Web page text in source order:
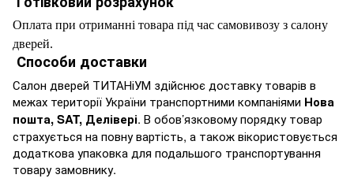
Оплата при отриманні товара під час самовивозу з салону
дверей.
Способи доставки
Салон дверей ТИТАНіУМ здійснює доставку товарів в
межах території України транспортними компаніями Нова
пошта, SAT, Делівері. В обов’язковому порядку товар
страхується на повну вартість, а також вікористовується
додаткова упаковка для подальшого транспортування
товару замовнику.